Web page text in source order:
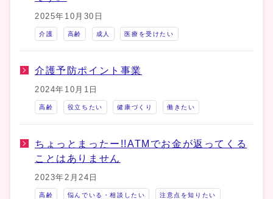
2025年10月30日
介護 高齢 成人 医療を受けたい
介護予防ポイント事業
2024年10月1日
高齢 役立ちたい 健康づくり 働きたい
ちょっとまったー!!ATMでお金が返ってくる
ことはありません
2023年2月24日
高齢 悩んでいる・相談したい 注意点を知りたい